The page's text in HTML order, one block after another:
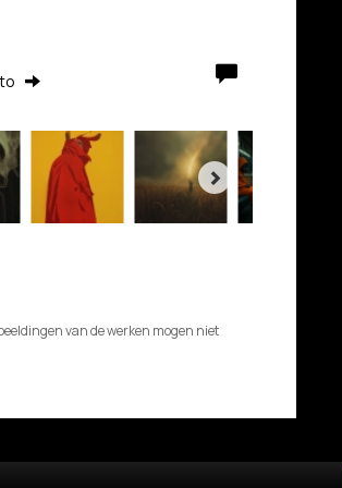
van de werken mogen niet